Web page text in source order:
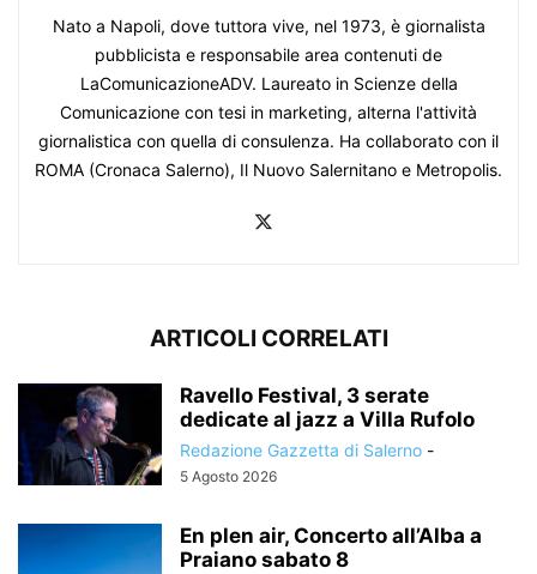
Nato a Napoli, dove tuttora vive, nel 1973, è giornalista
pubblicista e responsabile area contenuti de
LaComunicazioneADV. Laureato in Scienze della
Comunicazione con tesi in marketing, alterna l'attività
giornalistica con quella di consulenza. Ha collaborato con il
ROMA (Cronaca Salerno), Il Nuovo Salernitano e Metropolis.
ARTICOLI CORRELATI
Ravello Festival, 3 serate
dedicate al jazz a Villa Rufolo
Redazione Gazzetta di Salerno -
5 Agosto 2026
En plen air, Concerto all’Alba a
Praiano sabato 8